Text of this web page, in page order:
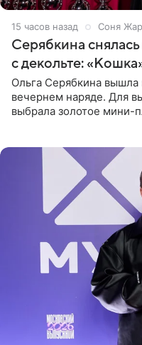
15 часов назад Соня
Серябкина
с декольте:
Ольга Серябкина вышла
вечернем наряде. Для
выбрала золотое мини-